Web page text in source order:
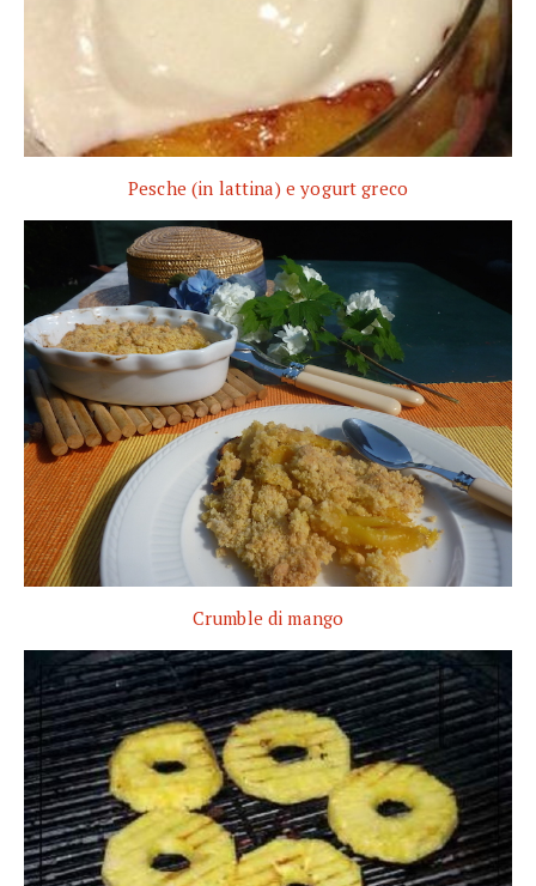
Pesche (in lattina) e yogurt greco
Crumble di mango